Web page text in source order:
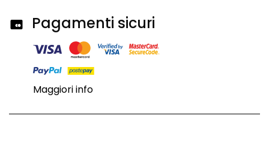
Pagamenti sicuri
Maggiori info